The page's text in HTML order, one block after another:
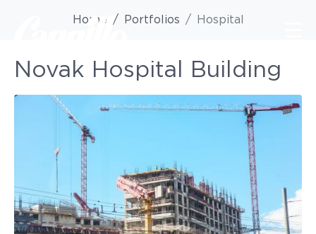
Home Portfolios Hospital
Novak Hospital Building